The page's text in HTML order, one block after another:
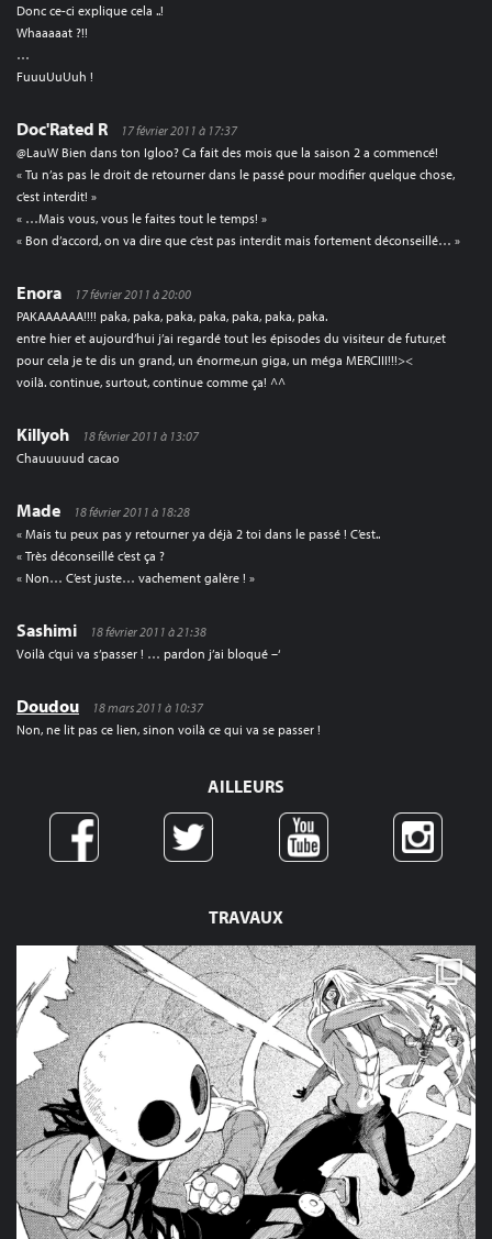
TRAVAUX
Donc ce-ci explique cela ..!
Whaaaaat ?!!
…
FuuuUuUuh !
Doc'Rated R
17 février 2011 à 17:37
@LauW Bien dans ton Igloo? Ca fait des mois que la saison 2 a commencé!
« Tu n’as pas le droit de retourner dans le passé pour modifier quelque chose,
c’est interdit! »
« …Mais vous, vous le faites tout le temps! »
« Bon d’accord, on va dire que c’est pas interdit mais fortement déconseillé… »
Enora
17 février 2011 à 20:00
PAKAAAAAA!!!! paka, paka, paka, paka, paka, paka, paka.
entre hier et aujourd’hui j’ai regardé tout les épisodes du visiteur de futur,et
pour cela je te dis un grand, un énorme,un giga, un méga MERCIII!!!><
voilà. continue, surtout, continue comme ça! ^^
Killyoh
18 février 2011 à 13:07
Chauuuuud cacao
Made
18 février 2011 à 18:28
« Mais tu peux pas y retourner ya déjà 2 toi dans le passé ! C’est..
« Très déconseillé c’est ça ?
« Non… C’est juste… vachement galère ! »
Sashimi
18 février 2011 à 21:38
Voilà c’qui va s’passer ! … pardon j’ai bloqué –‘
Doudou
18 mars 2011 à 10:37
Non, ne lit pas ce lien, sinon voilà ce qui va se passer !
AILLEURS